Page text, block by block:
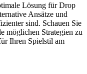
Lösung für Drop
Ansätze und
sind. Schauen Sie
möglichen Strategien zu
Ihren Spielstil am